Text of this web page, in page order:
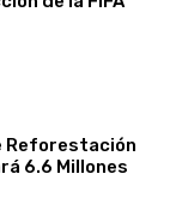
Reforestación
6.6 Millones